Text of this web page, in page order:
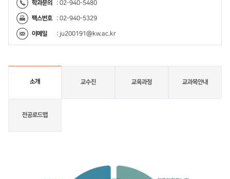
학과문의 : 02-940-5480
팩스번호 : 02-940-5329
이메일 : ju200191@kw.ac.kr
소개 교수진 교육과정 교과목안내
전공로드맵